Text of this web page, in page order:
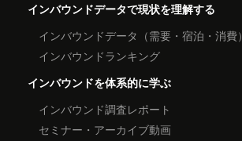
インバウンドデータで現状を理解する
インバウンドデータ（需要・宿泊・消費）
インバウンドランキング
インバウンドを体系的に学ぶ
インバウンド調査レポート
セミナー・アーカイブ動画